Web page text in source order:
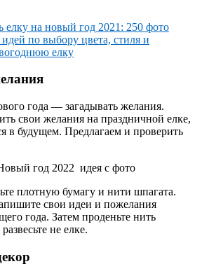
года — загадывать желания.
свои желания на праздничной елке,
в будущем. Предлагаем и проверить
год 2022 идея с фото
плотную бумагу и нити шпагата.
свои идеи и пожелания
года. Затем проденьте нить
не елке.